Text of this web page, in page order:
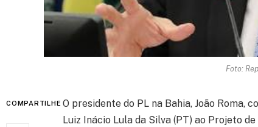
Foto:
COMPARTILHE O presidente do PL na Bahia, João Roma,
Luiz Inácio Lula da Silva (PT) ao Projeto